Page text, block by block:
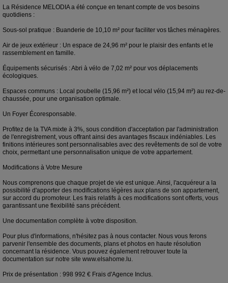
La Résidence MELODIA a été conçue en tenant compte de vos besoins
quotidiens :
Sous-sol pratique : Buanderie de 10,10 m² pour faciliter vos tâches ménagères.
Air de jeux extérieur : Un espace de 24,96 m² pour le plaisir des enfants et le
rassemblement en famille.
Équipements sécurisés : Abri à vélo de 7,02 m² pour vos déplacements
écologiques.
Espaces communs : Local poubelle (15,96 m²) et local vélo (15,94 m²) au rez-de-
chaussée, pour une organisation optimale.
Un Foyer Écoresponsable.
Profitez de la TVA mixte à 3%, sous condition d'acceptation par l'administration
de l'enregistrement, vous offrant ainsi des avantages fiscaux indéniables. Les
finitions intérieures sont personnalisables avec des revêtements de sol de votre
choix, permettant une personnalisation unique de votre appartement.
Modifications à Votre Mesure
Nous comprenons que chaque projet de vie est unique. Ainsi, l'acquéreur a la
possibilité d'apporter des modifications légères aux plans de son appartement,
sur accord du promoteur. Les frais relatifs à ces modifications sont offerts, vous
garantissant une flexibilité sans précédent.
Une documentation complète à votre disposition.
Pour plus d'informations, n'hésitez pas à nous contacter. Nous vous ferons
parvenir l'ensemble des documents, plans et photos en haute résolution
concernant la résidence. Vous pouvez également retrouver toute la
documentation sur notre site www.elsahome.lu.
Prix de présentation : 998 992 € Frais d'Agence Inclus.